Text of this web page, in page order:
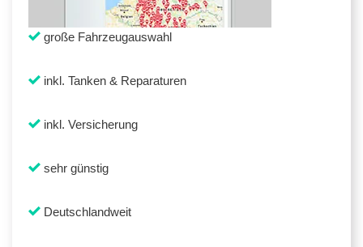
große Fahrzeugauswahl
inkl. Tanken & Reparaturen
inkl. Versicherung
sehr günstig
Deutschlandweit